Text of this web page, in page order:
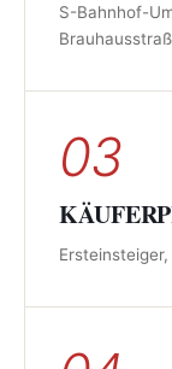
S-Bahnhof-
03